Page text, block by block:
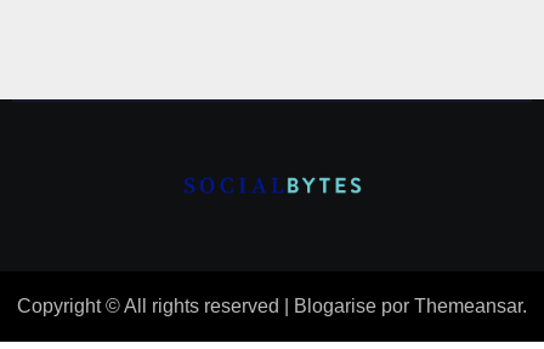
Copyright © All rights reserved Blogarise por Themeansar.